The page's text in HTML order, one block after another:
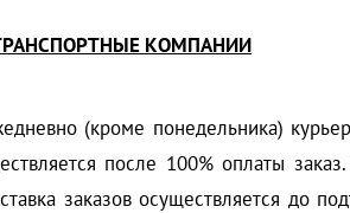
КОМПАНИИ
(кроме понедельника)
после 100% оплаты
заказов осуществляется до